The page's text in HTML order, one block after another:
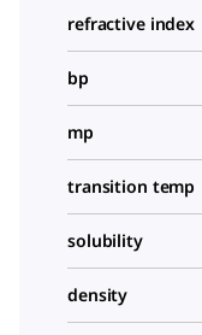
refractive index
bp
mp
transition temp
solubility
density